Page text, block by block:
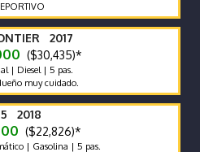
2017
($30,435)*
| Diesel | 5 pas.
muy cuidado.
5 2018
($22,826)*
| Gasolina | 5 pas.